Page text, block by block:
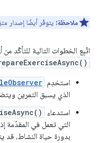
ملاحظة: يتوفّر أيضًا إصدار
اتّبِع الخطوات التالية للتأكّد
استخدِم
الذي يسبق التمرين
استدعاء
التي تعمل في المقدّمة
بدورة حياة النشاط، قد